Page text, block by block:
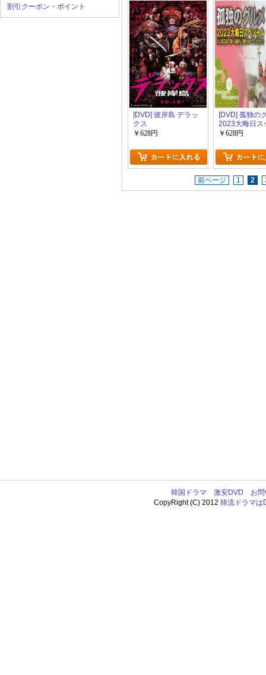
割引クーポン・ポイント
[DVD] 彼岸島 デラッ
クス
￥628円
[DVD] 孤独の
2023大晦日ス
ル 井之頭五郎
ください。』
￥628円
前ページ 1 2
韓国ドラマ 激安DVD
お
CopyRight (C) 2012韓流ドラマは